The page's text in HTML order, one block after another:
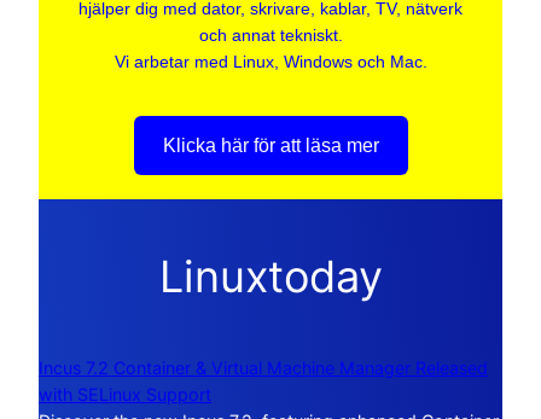
hjälper dig med dator, skrivare, kablar, TV, nätverk
och annat tekniskt.
Vi arbetar med Linux, Windows och Mac.
Klicka här för att läsa mer
Linuxtoday
Incus 7.2 Container & Virtual Machine Manager Released
with SELinux Support